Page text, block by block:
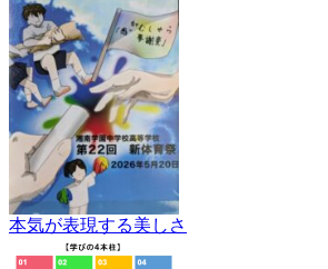
本気が表現する美しさ